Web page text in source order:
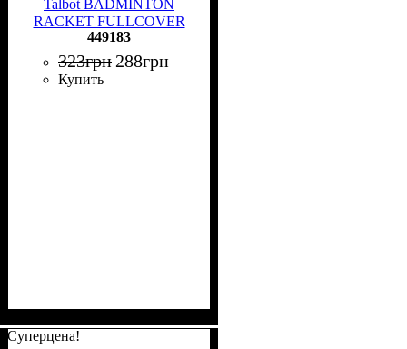
Talbot BADMINTON
RACKET FULLCOVER
черно-белый 449183
449183
323грн 288грн
Купить
Суперцена!